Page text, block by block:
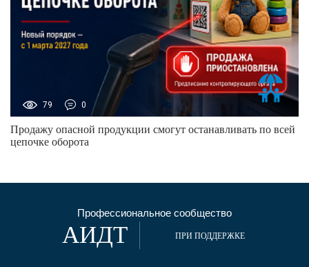
79 0
Продажу опасной продукции смогут останавливать по всей
цепочке оборота
Профессиональное сообщество
АИДТ ПРИ ПОДДЕРЖКЕ